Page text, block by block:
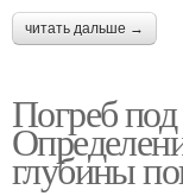
читать дальше →
Погреб
глубины